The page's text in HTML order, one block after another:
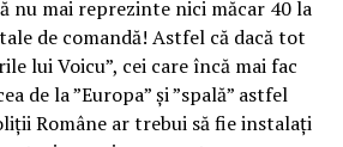
nu mai reprezinte nici măcar 40 la
de comandă! Astfel că dacă tot
lui Voicu”, cei care încă mai fac
de la ”Europa” și ”spală” astfel
Române ar trebui să fie instalați